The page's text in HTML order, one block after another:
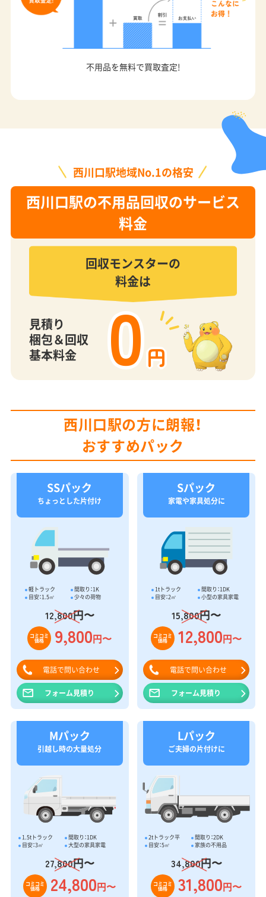
不用品を無料で買取査定!
西川口駅地域No.1の格安
西川口駅の不用品回収のサービス
料金
回収モンスターの
料金は
見積り
梱包＆回収
基本料金
0円
西川口駅の方に朗報！
おすすめパック
SSパック
ちょっとした片付け
軽トラック
間取り：1K
目安：1.5㎥
少々の荷物
12,800円〜
コミコミ
価格 9,800円〜
電話で問い合わせ
フォーム見積り
Sパック
家電や家具処分に
1tトラック
間取り：1DK
目安：2㎥
小型の家具家電
15,800円〜
コミコミ
価格 12,800円〜
電話で問い合わせ
フォーム見積り
Mパック
引越し時の大量処分
1.5tトラック
間取り：1DK
目安：3㎥
大型の家具家電
27,800円〜
コミコミ
価格 24,800円〜
Lパック
ご夫婦の片付けに
2tトラック平
間取り：2DK
目安：5㎥
家族の不用品
34,800円〜
コミコミ
価格 31,800円〜